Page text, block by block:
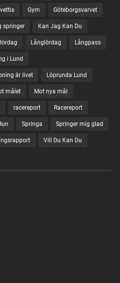
Gym Göteborgsvarvet
springer Kan Jag Kan Du
Långlördag Långpass
i Lund
är livet Löprunda Lund
målet Mot nya mål
racereport Racereport
Springa Springer mig glad
Vill Du Kan Du